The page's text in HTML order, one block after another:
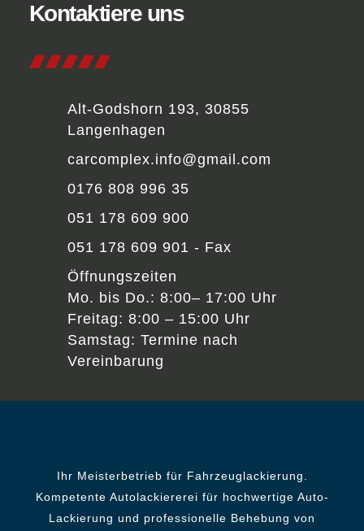
Kontaktiere uns
Alt-Godshorn 193, 30855
Langenhagen
carcomplex.info@gmail.com
0176 808 996 35
051 178 609 900
051 178 609 901 - Fax
Öffnungszeiten
Mo. bis Do.: 8:00– 17:00 Uhr
Freitag: 8:00 – 15:00 Uhr
Samstag: Termine nach
Vereinbarung
Ihr Meisterbetrieb für Fahrzeuglackierung.
Kompetente Autolackiererei für hochwertige Auto-
Lackierung und professionelle Behebung von